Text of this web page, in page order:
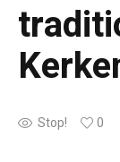
Stop! 0